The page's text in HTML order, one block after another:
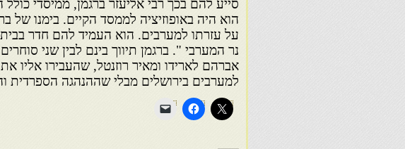
הוא היה באופוזיציה לממסד הקיים. בימנו של
על עזרתו למערבים. הוא העמיד להם חדר
נר המערבי ". ברגמן תיווך בינם לבין שני
אברהם לארידו ומאיר רוזנטל, שהעבירו אליו
למערבים בירושלים מבלי שההנהגה הספרדית